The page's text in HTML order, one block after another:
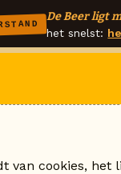
De Beer ligt
het snelst:
van cookies,